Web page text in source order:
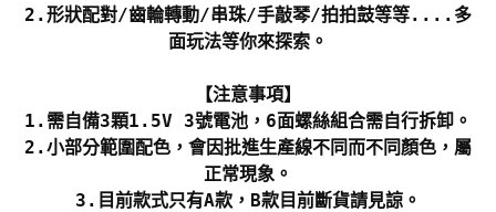
2.形狀配對/齒輪轉動/串珠/手敲琴/拍拍鼓等等....多
面玩法等你來探索。
【注意事項】
1.需自備3顆1.5V 3號電池，6面螺絲組合需自行拆卸。
2.小部分範圍配色，會因批進生產線不同而不同顏色，屬
正常現象。
3.目前款式只有A款，B款目前斷貨請見諒。